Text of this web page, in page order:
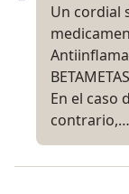
Un cordial
En el caso
contrario,…